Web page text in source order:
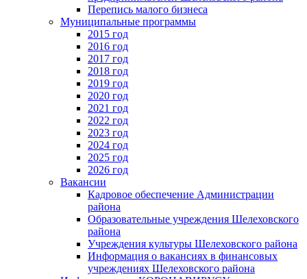
Перепись малого бизнеса
Муниципальные программы
2015 год
2016 год
2017 год
2018 год
2019 год
2020 год
2021 год
2022 год
2023 год
2024 год
2025 год
2026 год
Вакансии
Кадровое обеспечение Администрации
района
Образовательные учреждения Шелеховского
района
Учреждения культуры Шелеховского района
Информация о вакансиях в финансовых
учреждениях Шелеховского района